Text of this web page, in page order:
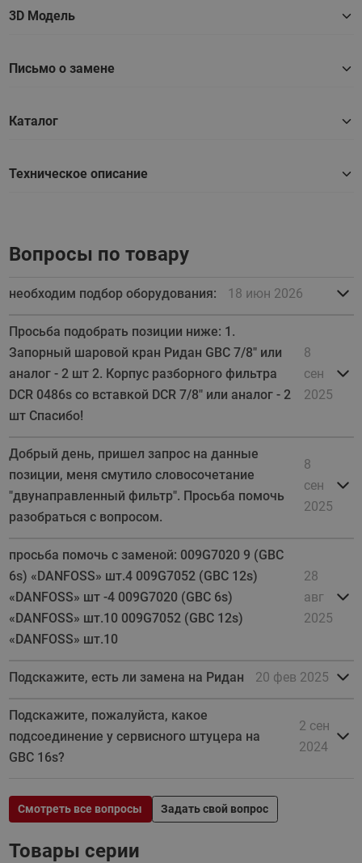
3D Модель
Письмо о замене
Каталог
Техническое описание
Вопросы по товару
необходим подбор оборудования: 18 июн 2026
Просьба подобрать позиции ниже: 1.
Запорный шаровой кран Ридан GBC 7/8" или
аналог - 2 шт 2. Корпус разборного фильтра
DCR 0486s со вставкой DCR 7/8" или аналог - 2
шт Спасибо!
8
сен
2025
Добрый день, пришел запрос на данные
позиции, меня смутило словосочетание
"двунаправленный фильтр". Просьба помочь
разобраться с вопросом.
8
сен
2025
просьба помочь с заменой: 009G7020 9 (GBC
6s) «DANFOSS» шт.4 009G7052 (GBC 12s)
«DANFOSS» шт -4 009G7020 (GBC 6s)
«DANFOSS» шт.10 009G7052 (GBC 12s)
«DANFOSS» шт.10
28
авг
2025
Подскажите, есть ли замена на Ридан 20 фев 2025
Подскажите, пожалуйста, какое
подсоединение у сервисного штуцера на
GBC 16s?
2 сен
2024
Смотреть все вопросы Задать свой вопрос
Товары серии